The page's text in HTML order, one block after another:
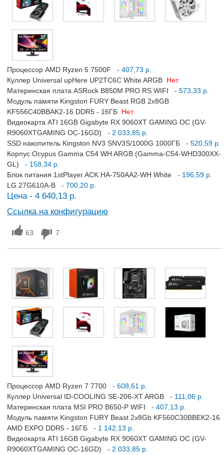
Процессор AMD Ryzen 5 7500F
- 407,73 р.
Куллер Universal upHere UP2TC6C White ARGB Нет
Материнская плата ASRock B850M PRO RS WIFI
- 573,33 р.
Модуль памяти Kingston FURY Beast RGB 2x8GB
KF556C40BBAK2-16 DDR5 - 16ГБ Нет
Видеокарта ATI 16GB Gigabyte RX 9060XT GAMING OC (GV-
R9060XTGAMING OC-16GD)
- 2 033,85 р.
SSD накопитель Kingston NV3 SNV3S/1000G 1000ГБ
- 520,59 р.
Корпус Ocypus Gamma C54 WH ARGB (Gamma-C54-WHD300XX-
GL)
- 158,34 р.
Блок питания 1stPlayer ACK HA-750AA2-WH White
- 196,59 р.
LG 27G610A-B
- 700,20 р.
Цена - 4 640,13 р.
Ссылка на конфигурацию
63 7
Процессор AMD Ryzen 7 7700
- 608,61 р.
Куллер Universal ID-COOLING SE-206-XT ARGB
- 111,06 р.
Материнская плата MSI PRO B650-P WIFI
- 407,13 р.
Модуль памяти Kingston FURY Beast 2x8Gb KF560C30BBEK2-16
AMD EXPO DDR5 - 16ГБ
- 1 142,13 р.
Видеокарта ATI 16GB Gigabyte RX 9060XT GAMING OC (GV-
R9060XTGAMING OC-16GD)
- 2 033,85 р.